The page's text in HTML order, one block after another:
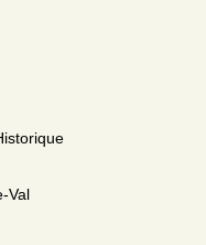
Val